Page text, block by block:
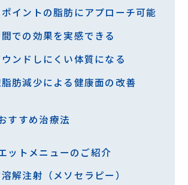
ポイントの脂肪にアプローチ可能
での効果を実感できる
ウンドしにくい体質になる
肪減少による健康面の改善
すすめ治療法
ットメニューのご紹介
解注射（メソセラピー）